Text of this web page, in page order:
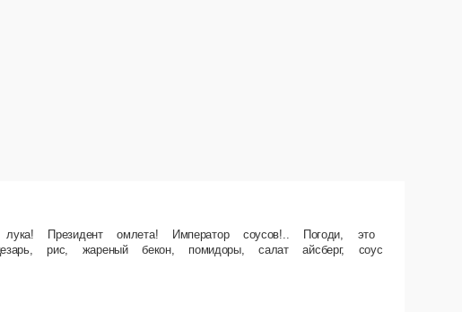
про ролл «Цезарь» или про тебя? Состав Куриное филе грудки в соусе барбекю,